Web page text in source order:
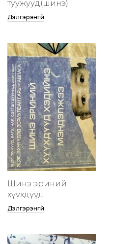
туужууд(шинэ)
Дэлгэрэнгүй
Шинэ эриний
хүүхдүүд
Дэлгэрэнгүй